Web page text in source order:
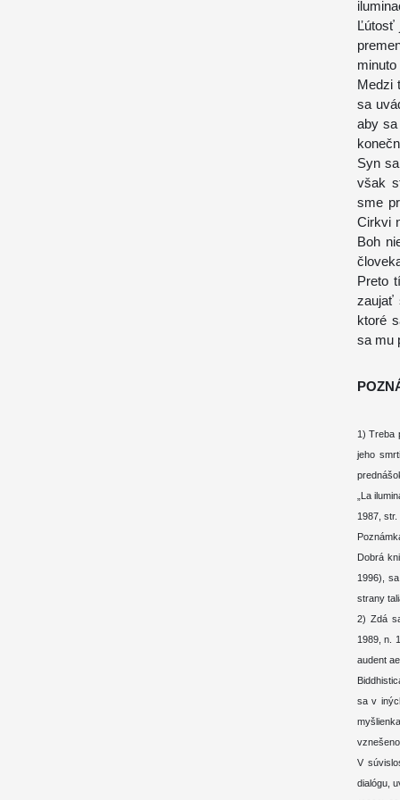
Ľútosť
Medzi
sa
aby
Syn
však
sme
Cirkvi
Boh
Preto
zaujať
ktoré
sa mu
1) Treba
jeho
„La
1987,
Dobrá
1996),
strany
2) Zdá
1989, n.
audent
sa v
V
dialógu,